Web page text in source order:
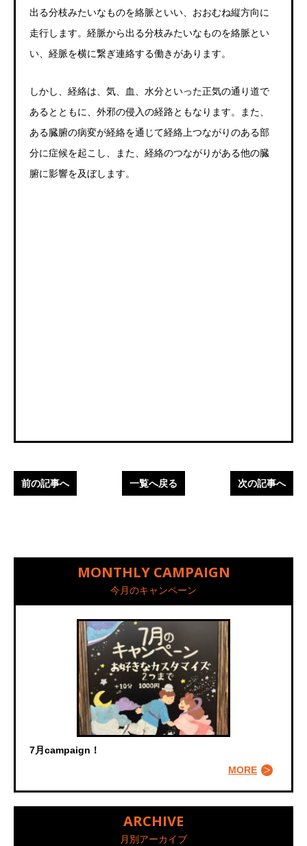
出る分枝みたいなものを絡脈といい、おおむね縦方向に
走行します。経脈から出る分枝みたいなものを絡脈とい
い、経脈を横に繋ぎ連絡する働きがあります。
しかし、経絡は、気、血、水分といった正気の通り道で
あるとともに、外邪の侵入の経路ともなります。また、
ある臓腑の病変が経絡を通じて経絡上つながりのある部
分に症候を起こし、また、経絡のつながりがある他の臓
腑に影響を及ぼします。
前の記事へ 一覧へ戻る 次の記事へ
MONTHLY CAMPAIGN
今月のキャンペーン
7月campaign！
MORE
ARCHIVE
月別アーカイブ